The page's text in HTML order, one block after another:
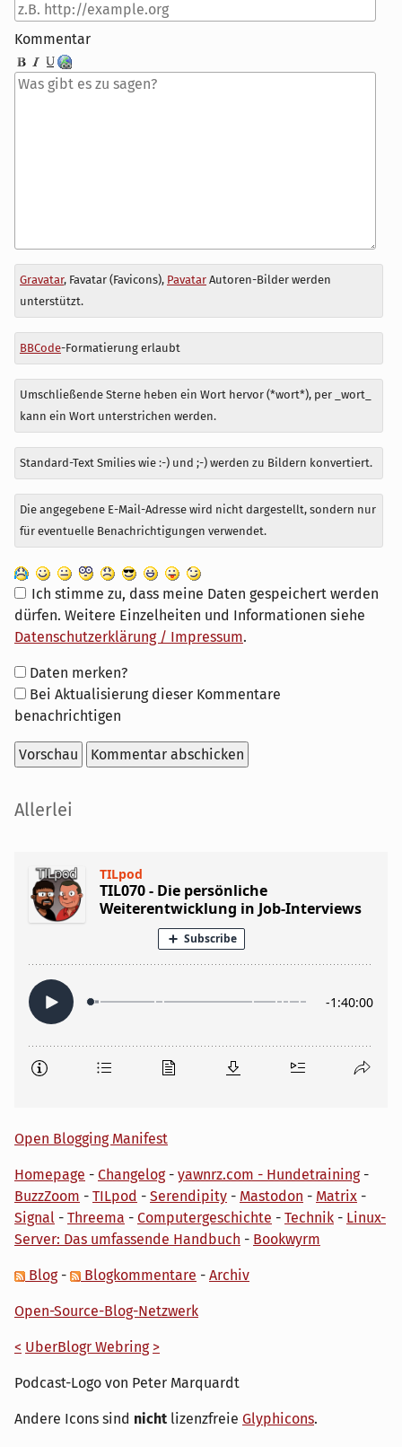
Kommentar
Antwort
zu
Gravatar, Favatar (Favicons), PavatarAutoren-Bilder werden
unterstützt.
BBCode-Formatierung erlaubt
Umschließende Sterne heben ein Wort hervor (*wort*), per _wort_
kann ein Wort unterstrichen werden.
Standard-Text Smilies wie :-) und ;-) werden zu Bildern konvertiert.
Die angegebene E-Mail-Adresse wird nicht dargestellt, sondern nur
für eventuelle Benachrichtigungen verwendet.
Ich stimme zu, dass meine Daten gespeichert werden
dürfen. Weitere Einzelheiten und Informationen siehe
Datenschutzerklärung / Impressum.
Formular-
Optionen
Daten merken?
Bei Aktualisierung dieser Kommentare
benachrichtigen
Seitenleiste
Allerlei
Open Blogging Manifest
Homepage - Changelog- yawnrz.com - Hundetraining-
BuzzZoom - TILpod - Serendipity - Mastodon - Matrix -
Signal - Threema - Computergeschichte - Technik - Linux-
Server: Das umfassende Handbuch - Bookwyrm
Blog- Blogkommentare - Archiv
Open-Source-Blog-Netzwerk
< UberBlogr Webring >
Podcast-Logo von Peter Marquardt
Andere Icons sind nicht lizenzfreie Glyphicons.